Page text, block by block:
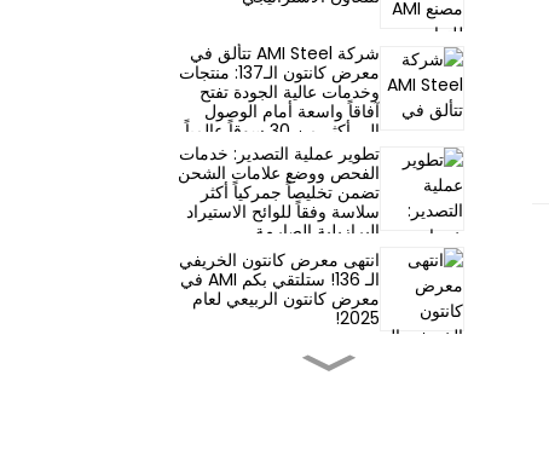
شركة AMI Steel تتألق في
معرض كانتون الـ137: منتجات
وخدمات عالية الجودة تفتح
آفاقاً واسعة أمام الوصول
إلى أكثر من 30 سوقاً عالمياً
تطوير عملية التصدير: خدمات
الفحص ووضع علامات الشحن
تضمن تخليصاً جمركياً أكثر
سلاسة وفقاً للوائح الاستيراد
البرازيلية الصارمة.
انتهى معرض كانتون الخريفي
الـ 136! ستلتقي بكم AMI في
معرض كانتون الربيعي لعام
2025!